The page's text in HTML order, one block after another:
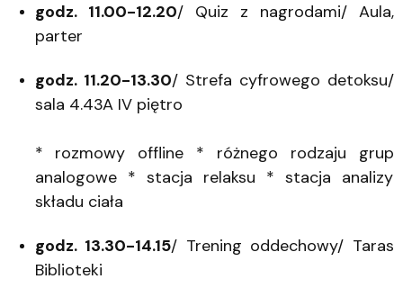
godz. 11.00-12.20/ Quiz z nagrodami/ Aula,
parter
godz. 11.20-13.30/ Strefa cyfrowego detoksu/
sala 4.43A IV piętro
* rozmowy offline * różnego rodzaju grup
analogowe * stacja relaksu * stacja analizy
składu ciała
godz. 13.30-14.15/ Trening oddechowy/ Taras
Biblioteki